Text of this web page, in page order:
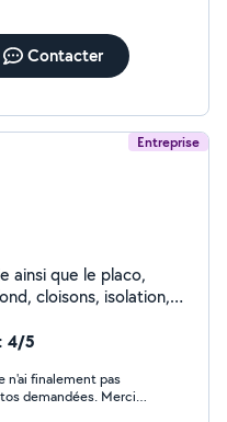
Contacter
Entreprise
ainsi que le placo,
cloisons, isolation,
4/5
n'ai finalement pas
demandées. Merci